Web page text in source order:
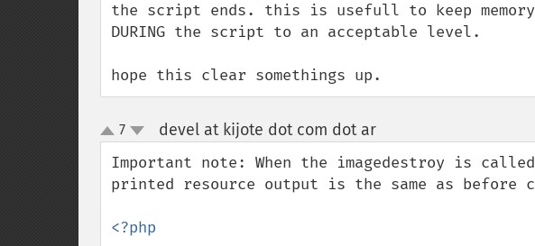
the script ends. this is usefull to keep memory
DURING the script to an acceptable level.
hope this clear somethings up.
up
down
7 devel at kijote dot com dot ar¶
Important note: When the imagedestroy is
printed resource output is the same as
<?php